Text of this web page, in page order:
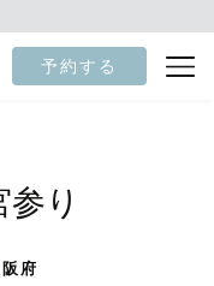
予約する
り
府